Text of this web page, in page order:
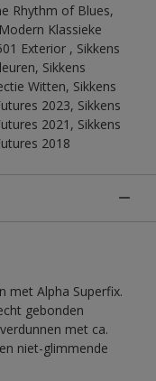
Rhythm of Blues,
Klassieke
Exterior , Sikkens
Sikkens
Witten, Sikkens
2023, Sikkens
2021, Sikkens
2018
met Alpha Superfix.
gebonden
met ca.
niet-glimmende